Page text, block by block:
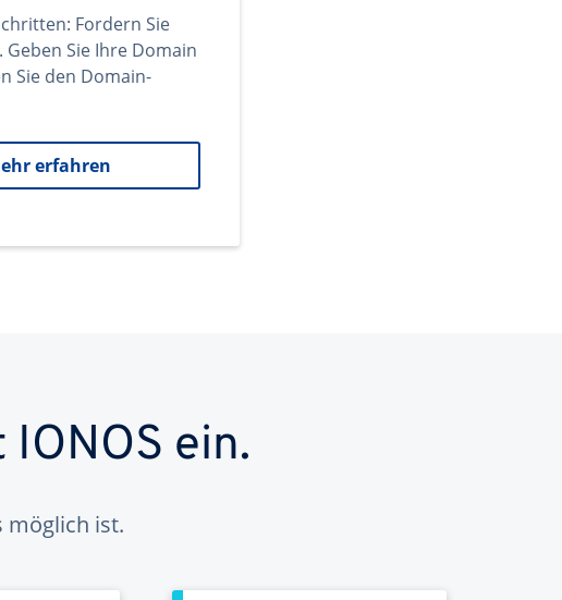
Fordern Sie
Geben Sie Ihre Domain
Sie den Domain-
erfahren
ein.
möglich ist.